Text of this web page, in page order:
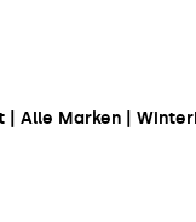
| Alle Marken |